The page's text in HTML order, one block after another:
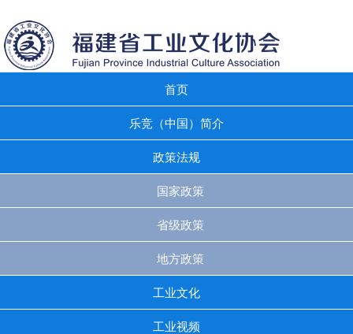
首页
乐竞（中国）简介
政策法规
国家政策
省级政策
地方政策
工业文化
工业视频